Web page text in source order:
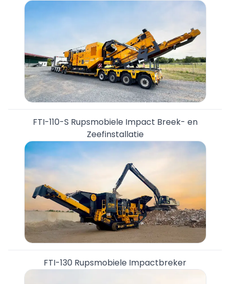
FTI-110-S Rupsmobiele Impact Breek- en
Zeefinstallatie
FTI-130 Rupsmobiele Impactbreker